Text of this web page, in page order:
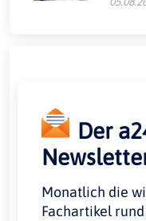
Der
Monatlich die
Fachartikel